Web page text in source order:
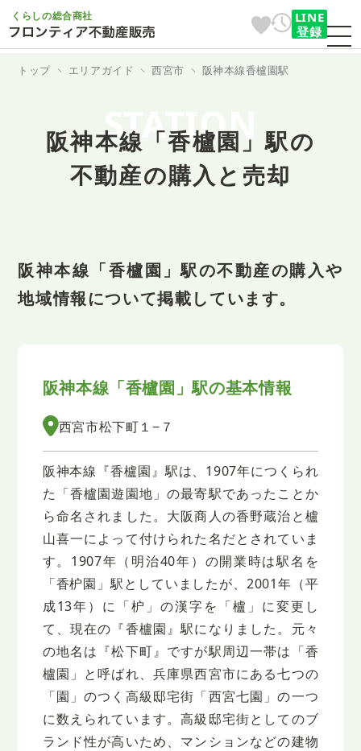
くらしの総合商社
LINE
登録
トップ エリアガイド 西宮市 阪神本線香櫨園駅
STATION
阪神本線「香櫨園」駅の
不動産の購入と売却
阪神本線「香櫨園」駅の不動産の購入や
地域情報について掲載しています。
阪神本線「香櫨園」駅の基本情報
西宮市松下町１−７
阪神本線『香櫨園』駅は、1907年につくられ
た「香櫨園遊園地」の最寄駅であったことか
ら命名されました。大阪商人の香野蔵治と櫨
山喜一によって付けられた名だとされていま
す。1907年（明治40年）の開業時は駅名を
「香枦園」駅としていましたが、2001年（平
成13年）に「枦」の漢字を「櫨」に変更し
て、現在の『香櫨園』駅になりました。元々
の地名は『松下町』ですが駅周辺一帯は「香
櫨園」と呼ばれ、兵庫県西宮市にある七つの
「園」のつく高級邸宅街「西宮七園」の一つ
に数えられています。高級邸宅街としてのブ
ランド性が高いため、マンションなどの建物